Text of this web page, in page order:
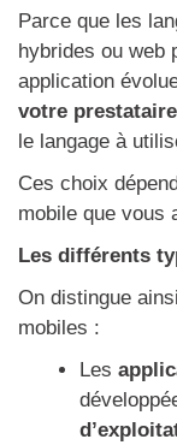
Parce que les
hybrides ou web
application
votre
le langage à
Ces choix
mobile que vous
Les différents
On distingue
mobiles :
Les